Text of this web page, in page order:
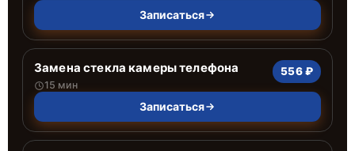
Записаться
Замена стекла камеры телефона
15 мин
556 ₽
Записаться